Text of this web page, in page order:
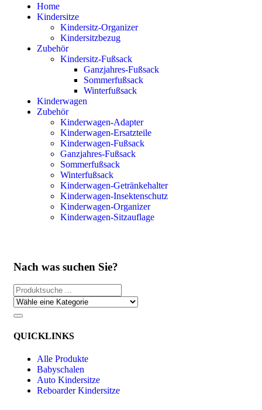
Home
Kindersitze
Kindersitz-Organizer
Kindersitzbezug
Zubehör
Kindersitz-Fußsack
Ganzjahres-Fußsack
Sommerfußsack
Winterfußsack
Kinderwagen
Zubehör
Kinderwagen-Adapter
Kinderwagen-Ersatzteile
Kinderwagen-Fußsack
Ganzjahres-Fußsack
Sommerfußsack
Winterfußsack
Kinderwagen-Getränkehalter
Kinderwagen-Insektenschutz
Kinderwagen-Organizer
Kinderwagen-Sitzauflage
Nach was suchen Sie?
QUICKLINKS
Alle Produkte
Babyschalen
Auto Kindersitze
Reboarder Kindersitze